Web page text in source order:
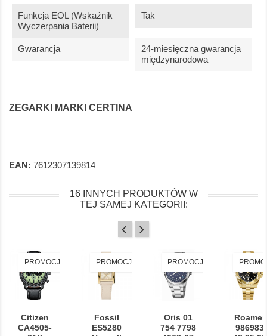
Funkcja EOL (wskaźnik
Wyczerpania Baterii)
Tak
Gwarancja
24-miesięczna gwarancja
międzynarodowa
ZEGARKI MARKI CERTINA
EAN: 7612307139814
16 INNYCH PRODUKTÓW W
TEJ SAMEJ KATEGORII:
PROMOCJA!
Citizen
CA4505-
PROMOCJA!
Fossil
ES5280
PROMOCJA!
Oris 01
754 7798
Roamer
986983